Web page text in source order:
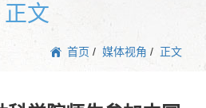
正文
首页 / 媒体视角 / 正文